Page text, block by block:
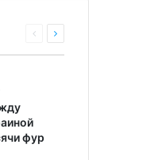
фур